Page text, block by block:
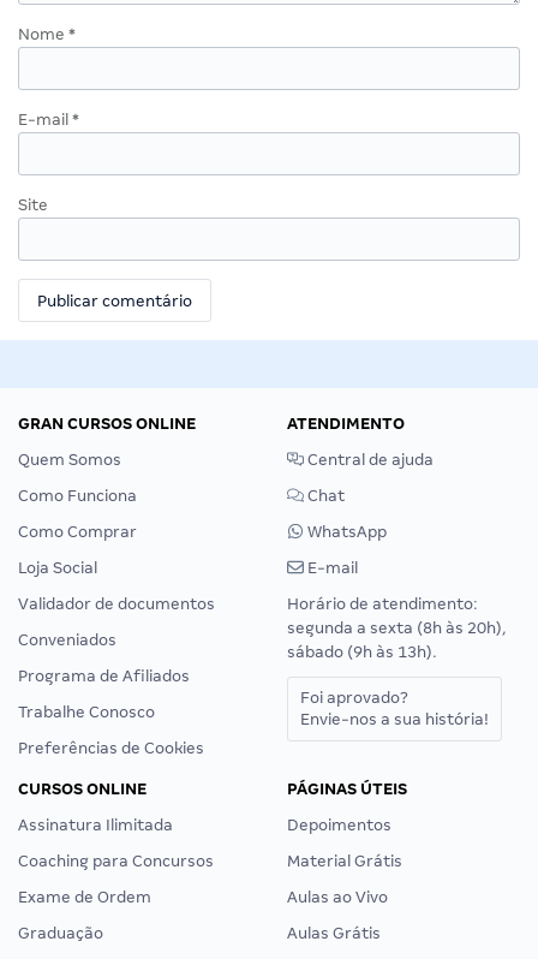
Nome *
E-mail *
Site
GRAN CURSOS ONLINE
Quem Somos
Como Funciona
Como Comprar
Loja Social
Validador de documentos
Conveniados
Programa de Afiliados
Trabalhe Conosco
Preferências de Cookies
ATENDIMENTO
Central de ajuda
Chat
WhatsApp
E-mail
Horário de atendimento:
segunda a sexta (8h às 20h),
sábado (9h às 13h).
Foi aprovado?
Envie-nos a sua história!
CURSOS ONLINE
Assinatura Ilimitada
Coaching para Concursos
Exame de Ordem
Graduação
PÁGINAS ÚTEIS
Depoimentos
Material Grátis
Aulas ao Vivo
Aulas Grátis